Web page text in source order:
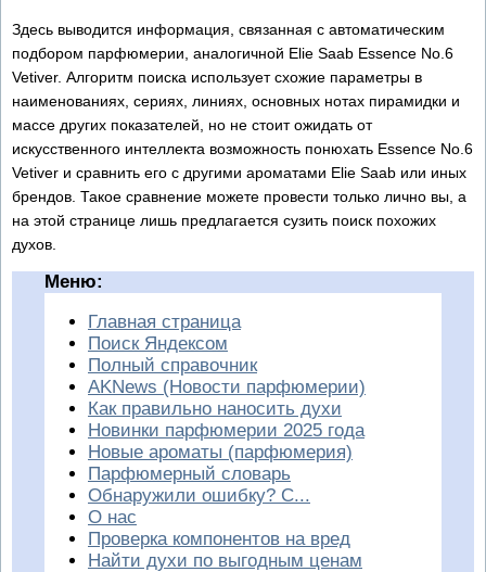
Здесь выводится информация, связанная с автоматическим
подбором парфюмерии, аналогичной Elie Saab Essence No.6
Vetiver. Алгоритм поиска использует схожие параметры в
наименованиях, сериях, линиях, основных нотах пирамидки и
массе других показателей, но не стоит ожидать от
искусственного интеллекта возможность понюхать Essence No.6
Vetiver и сравнить его с другими ароматами Elie Saab или иных
брендов. Такое сравнение можете провести только лично вы, а
на этой странице лишь предлагается сузить поиск похожих
духов.
Меню:
Главная страница
Поиск Яндексом
Полный справочник
AKNews (Новости парфюмерии)
Как правильно наносить духи
Новинки парфюмерии 2025 года
Новые ароматы (парфюмерия)
Парфюмерный словарь
Обнаружили ошибку? С...
О нас
Проверка компонентов на вред
Найти духи по выгодным ценам